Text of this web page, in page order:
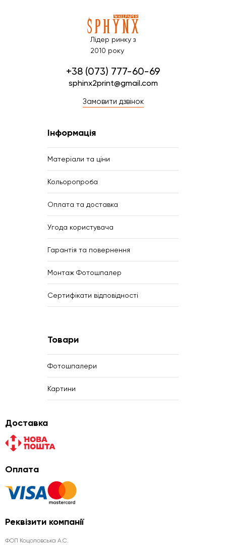
Лідер ринку з
2010 року
+38 (073) 777-60-69
sphinx2print@gmail.com
Замовити дзвінок
Інформація
Матеріали та ціни
Кольоропроба
Оплата та доставка
Угода користувача
Гарантія та повернення
Монтаж Фотошпалер
Сертифікати відповідності
Товари
Фотошпалери
Картини
Доставка
Оплата
Реквізити компанії
ФОП Коцоловська А.С.